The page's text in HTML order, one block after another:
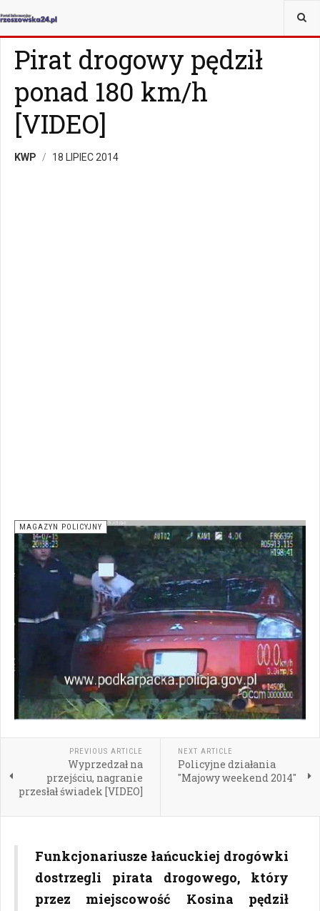
JESTEŚ TUTAJ:
Pirat drogowy pędził
ponad 180 km/h
[VIDEO]
KWP 18 LIPIEC 2014
MAGAZYN POLICYJNY
PREVIOUS ARTICLE
Wyprzedzał na
przejściu, nagranie
przesłał świadek [VIDEO]
NEXT ARTICLE
Policyjne działania
"Majowy weekend 2014"
Funkcjonariusze łańcuckiej drogówki
dostrzegli pirata drogowego, który
przez miejscowość Kosina pędził